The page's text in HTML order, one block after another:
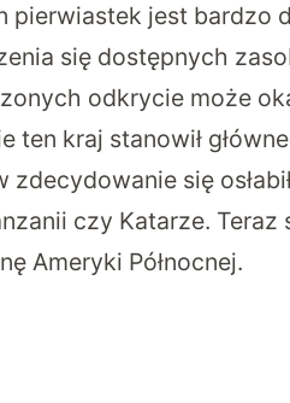
pierwiastek jest bardzo
się dostępnych
odkrycie może
ten kraj stanowił
się
czy Katarze. Teraz
Ameryki Północnej.